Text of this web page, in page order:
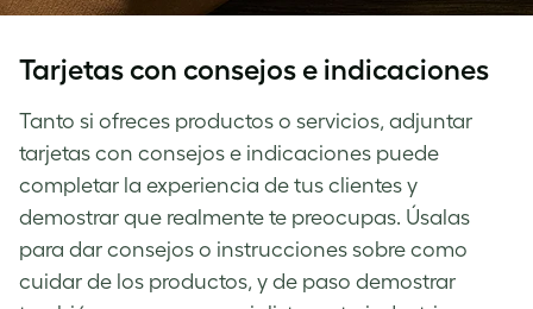
Tarjetas con consejos e indicaciones
Tanto si ofreces productos o servicios, adjuntar
tarjetas con consejos e indicaciones puede
completar la experiencia de tus clientes y
demostrar que realmente te preocupas. Úsalas
para dar consejos o instrucciones sobre como
cuidar de los productos, y de paso demostrar